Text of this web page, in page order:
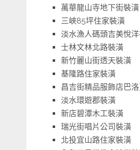
萬華龍山寺地下街裝潢
三峽85坪住家裝潢
淡水漁人碼頭吉美悅
士林文林北路裝潢
新竹麗山街透天裝潢
基隆路住家裝潢
昌吉街精品服飾店巴
淡水環遊郡裝潢
新店碧潭木工裝潢
瑞光街唱片公司裝潢
北投宜山路住家裝潢